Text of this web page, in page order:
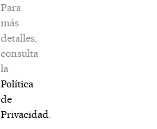
Para
más
detalles,
consulta
la
Política
de
Privacidad